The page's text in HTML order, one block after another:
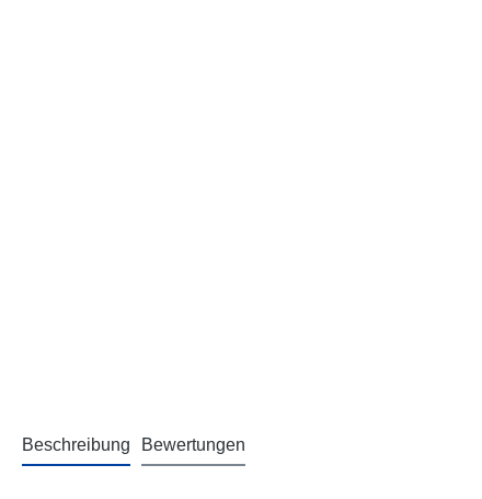
Beschreibung Bewertungen